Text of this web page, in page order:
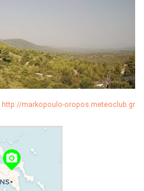
http://markopoulo-oropos.meteoclub.gr
camera_alt